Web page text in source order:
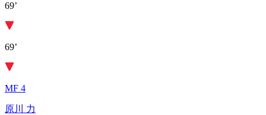
69’
69’
MF 4
原川 力